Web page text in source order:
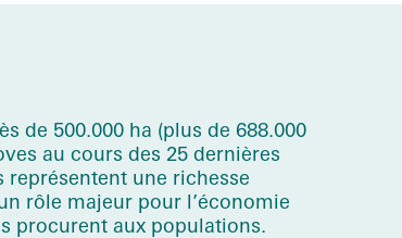
de 500.000 ha (plus de 688.000
au cours des 25 dernières
représentent une richesse
rôle majeur pour l’économie
procurent aux populations.